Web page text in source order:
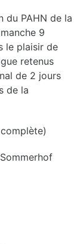
du PAHN de la
9
le plaisir de
retenus
de 2 jours
de la